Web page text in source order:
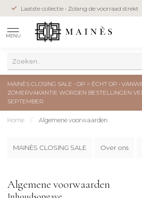
Laatste collectie • Zolang de voorraad strekt
MENU
MAINÈS CLOSING SALE • OP = ÉCHT OP •
ZOMERVAKANTIE WORDEN BESTELLINGEN
SEPTEMBER
Home / Algemene voorwaarden
MAINÈS CLOSING SALE Over ons
Algemene voorwaarden